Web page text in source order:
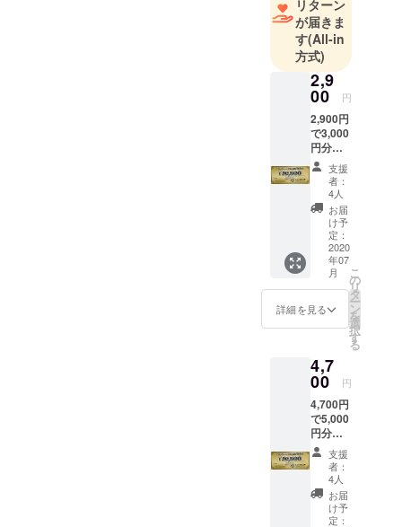
も入りやす
いお店で
す。
詳しくはお
店のHPや雰
囲気はイン
スタを見て
みて下さ
い。
リターン
が届きま
す(All-in
方式)
2,9
00 円
2,900円
で3,000
円分
（3％お
得）の
はやぶ
さチ
ケット
をお送
りいた
しま
す。 本
チケッ
トは店
舗が存
続する
用可能
です。
本チ
ケット
は店舗
でのみ
使用可
能で
す。
【注意
事項】
※本券は
支援
者：
4人
お届
け予
定：
2020
年07
月
詳細を見る
こ
の
リ
タ
ー
ン
を
選
択
す
る
4,7
00 円
4,700円
で5,000
円分
（6％お
得）の
はやぶ
さチ
ケット
をお送
支援
者：
4人
お届
け予
定：